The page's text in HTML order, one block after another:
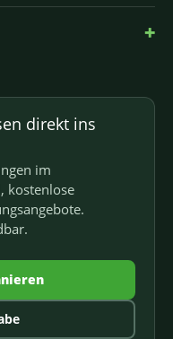
+
direkt ins
im
kostenlose